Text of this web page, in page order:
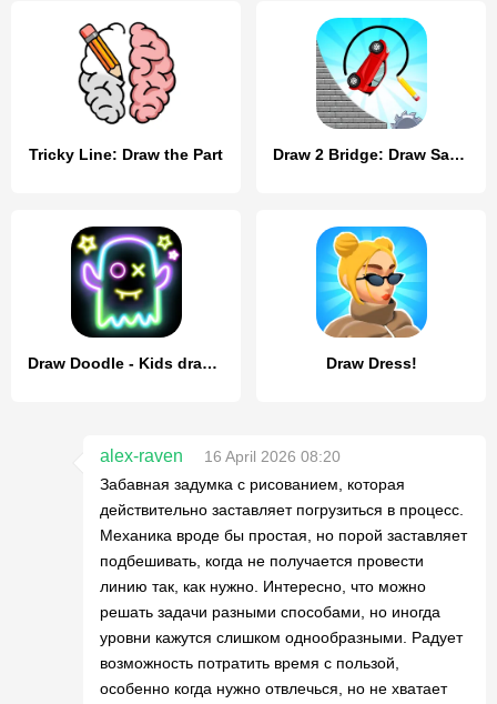
Tricky Line: Draw the Part Draw 2 Bridge: Draw Save Car
Draw Doodle - Kids drawing Draw Dress!
alex-raven
16 April 2026 08:20
Забавная задумка с рисованием, которая
действительно заставляет погрузиться в процесс.
Механика вроде бы простая, но порой заставляет
подбешивать, когда не получается провести
линию так, как нужно. Интересно, что можно
решать задачи разными способами, но иногда
уровни кажутся слишком однообразными. Радует
возможность потратить время с пользой,
особенно когда нужно отвлечься, но не хватает